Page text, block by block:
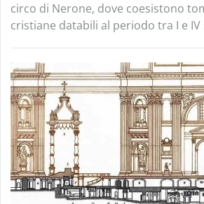
circo di Nerone, dove coesistono
cristiane databili al periodo tra I e IV